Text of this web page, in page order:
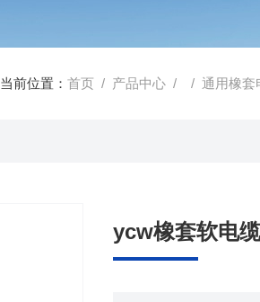
当前位置：首页 / 产品中心 / /通用橡套
ycw橡套软电